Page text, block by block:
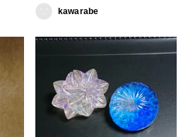
ア #和菓子
kawarabe